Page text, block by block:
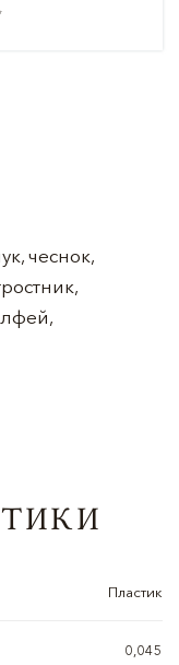
чеснок,
Пластик
0,045